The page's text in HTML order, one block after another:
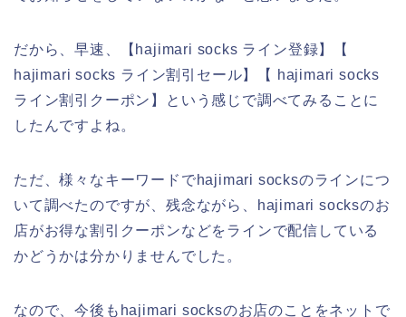
だから、早速、【hajimari socks ライン登録】【
hajimari socks ライン割引セール】【 hajimari socks
ライン割引クーポン】という感じで調べてみることに
したんですよね。
ただ、様々なキーワードでhajimari socksのラインにつ
いて調べたのですが、残念ながら、hajimari socksのお
店がお得な割引クーポンなどをラインで配信している
かどうかは分かりませんでした。
なので、今後もhajimari socksのお店のことをネットで